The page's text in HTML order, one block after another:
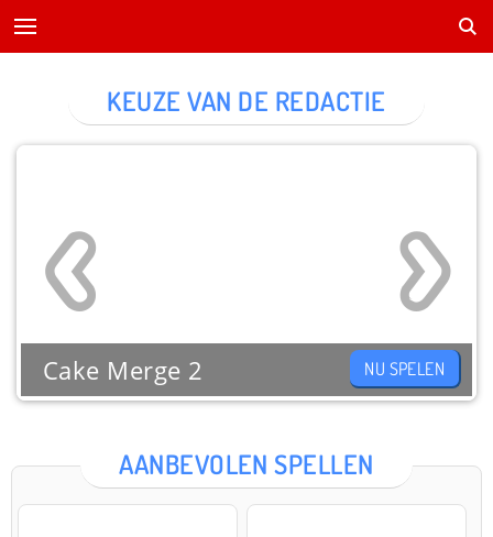
AANBEVOLEN SPELLEN
KEUZE VAN DE REDACTIE
Cake Merge 2 NU SPELEN